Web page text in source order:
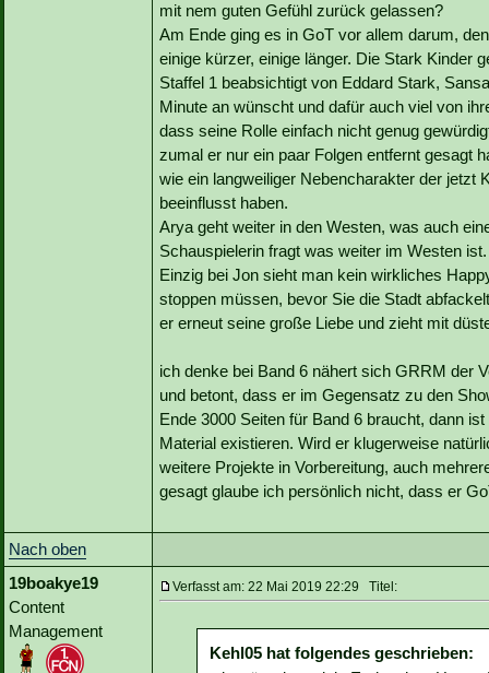
mit nem guten Gefühl zurück gelassen?
Am Ende ging es in GoT vor allem darum,
einige kürzer, einige länger. Die Stark Kinder
Staffel 1 beabsichtigt von Eddard Stark,
Minute an wünscht und dafür auch viel von
dass seine Rolle einfach nicht genug
zumal er nur ein paar Folgen entfernt gesagt
wie ein langweiliger Nebencharakter der jetzt
beeinflusst haben.
Arya geht weiter in den Westen, was auch
Schauspielerin fragt was weiter im Westen ist.
Einzig bei Jon sieht man kein wirkliches
stoppen müssen, bevor Sie die Stadt
er erneut seine große Liebe und zieht mit
ich denke bei Band 6 nähert sich GRRM der
und betont, dass er im Gegensatz zu den
Ende 3000 Seiten für Band 6 braucht, dann
Material existieren. Wird er klugerweise
weitere Projekte in Vorbereitung, auch
gesagt glaube ich persönlich nicht, dass er
Nach oben
19boakye19
Content
Management
Verfasst am: 22 Mai 2019 22:29 Titel:
Kehl05 hat folgendes geschrieben: